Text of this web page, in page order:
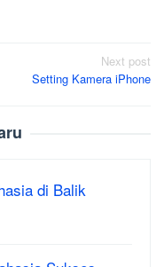
Next post
Setting Kamera iPhone
di Balik